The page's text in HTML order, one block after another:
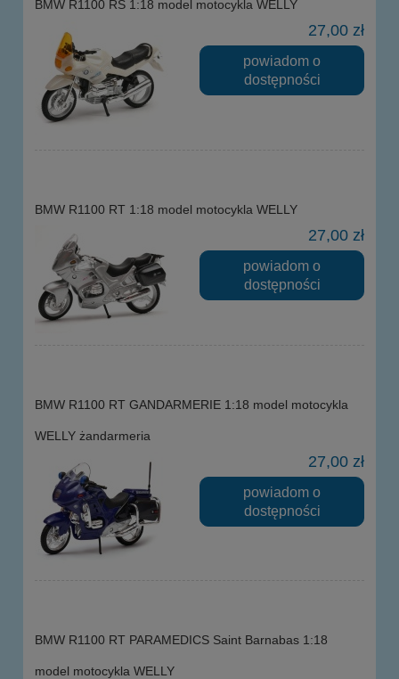
BMW R1100 RS 1:18 model motocykla WELLY
27,00 zł
powiadom o
dostępności
BMW R1100 RT 1:18 model motocykla WELLY
27,00 zł
powiadom o
dostępności
BMW R1100 RT GANDARMERIE 1:18 model motocykla
WELLY żandarmeria
27,00 zł
powiadom o
dostępności
BMW R1100 RT PARAMEDICS Saint Barnabas 1:18
model motocykla WELLY